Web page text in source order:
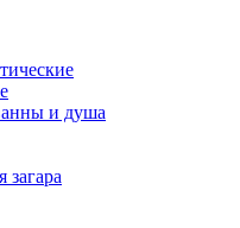
и душа
загара